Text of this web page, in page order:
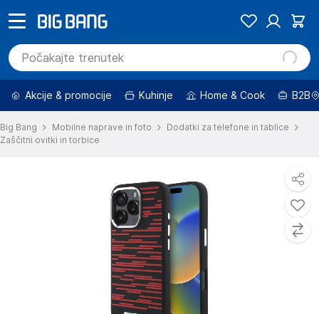
Akcije & promocije Kuhinje Home & Cook B2B
Big Bang Mobilne naprave in foto
Dodatki za telefone in tablice
Zaščitni ovitki in torbice